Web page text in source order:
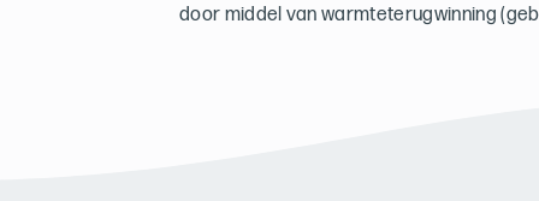
door middel van warmteterugwinning